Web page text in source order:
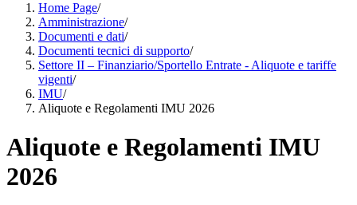
Home Page/
Amministrazione/
Documenti e dati/
Documenti tecnici di supporto/
Settore II – Finanziario/Sportello Entrate - Aliquote e tariffe
vigenti/
IMU/
Aliquote e Regolamenti IMU 2026
Aliquote e Regolamenti IMU
2026